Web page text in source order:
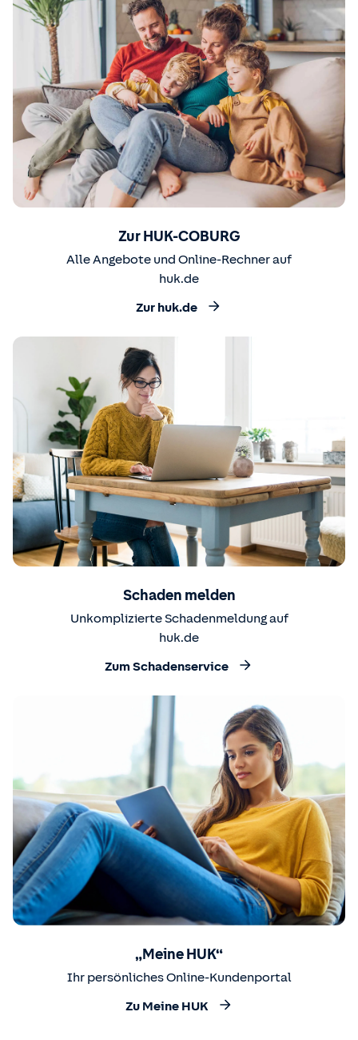
Zur HUK-COBURG
Alle Angebote und Online-Rechner auf
huk.de
Zur huk.de
Schaden melden
Unkomplizierte Schadenmeldung auf
huk.de
Zum Schadenservice
„Meine HUK“
Ihr persönliches Online-Kundenportal
Zu Meine HUK